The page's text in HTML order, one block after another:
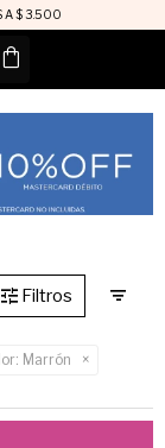
A $ 3.500
Marrón